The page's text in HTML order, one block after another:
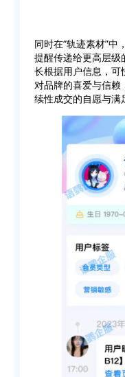
同时在“轨迹素材”中
提醒传递给更高层级
长根据用户信息，可
对品牌的喜爱与信赖
续性成交的自愿与满